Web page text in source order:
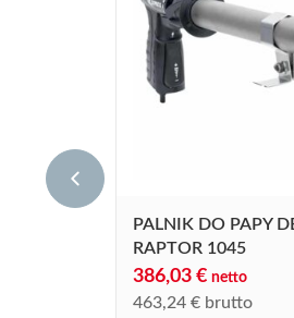
PALNIK DO PAPY
RAPTOR 1045
386,03 € netto
463,24 € brutto